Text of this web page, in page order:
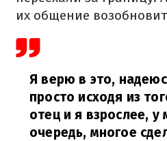
их общение
Я верю в это,
просто исходя из
отец и я взрослее,
очередь, многое